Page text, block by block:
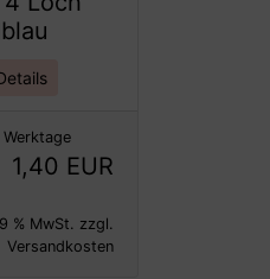
1,40 EUR
% MwSt. zzgl.
Versandkosten